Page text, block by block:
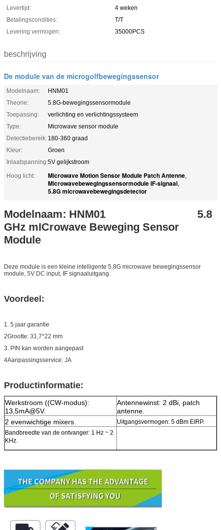
Levertijd:
4 weken
Betalingscondities:
T/T
Levering vermogen:
35000PCS
beschrijving
De module van de microgolfbewegingssensor
Modelnaam:
HNM01
Theorie:
5.8G-bewegingssensormodule
Toepassing:
verlichting en verlichtingssysteem
Type:
Microwave sensor module
Detectiebereik: 180-360 graad
Kleur:
Groen
Inlaatspanning:5V gelijkstroom
Hoog licht:
Microwave Motion Sensor Module Patch Antenne,
Microwavebewegingssensormodule IF-signaal,
5.8G microwavebewegingsdetector
Modelnaam: HNM01
5.8
GHz mICrowave Beweging Sensor
Module
Deze module is een kleine intelligente 5,8G microwave bewegingssensor
module, 5V DC input, IF signaaluitgang.
Voordeel:
1. 5 jaar garantie
2Grootte: 31,7*22 mm
3. PIN kan worden aangepast
4Aanpassingsservice: JA
Productinformatie:
Werkstroom ((CW-modus):
13,5mA@5V.
Antennewinst: 2 dBi, patch
antenne.
2 evenwichtige mixers.
Uitgangsvermogen: 5 dBm EIRP.
Bandbreedte van de ontvanger: 1 Hz ~ 2
KHz.